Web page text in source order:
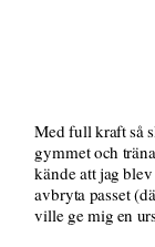
Med full kraft så
gymmet och
kände att jag
avbryta passet
ville ge mig en